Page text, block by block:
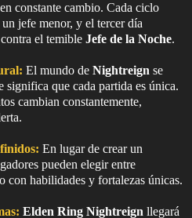
constante cambio. Cada ciclo
jefe menor, y el tercer día
el temible Jefe de la Noche.
El mundo de Nightreign se
significa que cada partida es única.
cambian constantemente,
En lugar de crear un
pueden elegir entre
con habilidades y fortalezas únicas.
Elden Ring Nightreign llegará